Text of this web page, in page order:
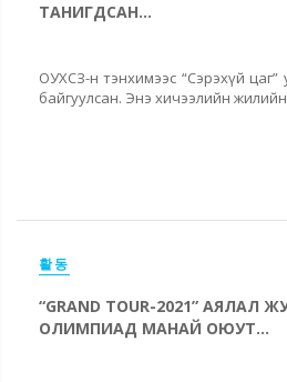
ТАНИГДСАН...
ОУХСЗ-н тэнхимээс “Сэрэхүй
байгуулсан. Энэ хичээлийн
활동
“GRAND TOUR-2021”
ОЛИМПИАД МАНАЙ ОЮУТ...